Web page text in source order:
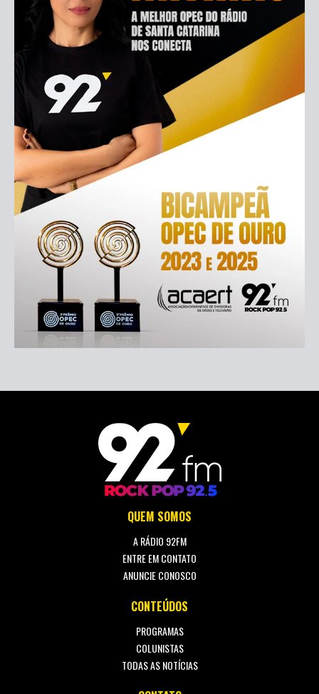
QUEM SOMOS
A RÁDIO 92FM
ENTRE EM CONTATO
ANUNCIE CONOSCO
CONTEÚDOS
PROGRAMAS
COLUNISTAS
TODAS AS NOTÍCIAS